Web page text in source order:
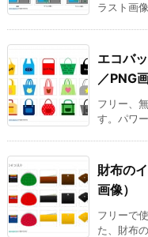
ラスト画
エコバ
／PNG
フリー、
す。パワ
財布の
画像）
フリーで
た、財布